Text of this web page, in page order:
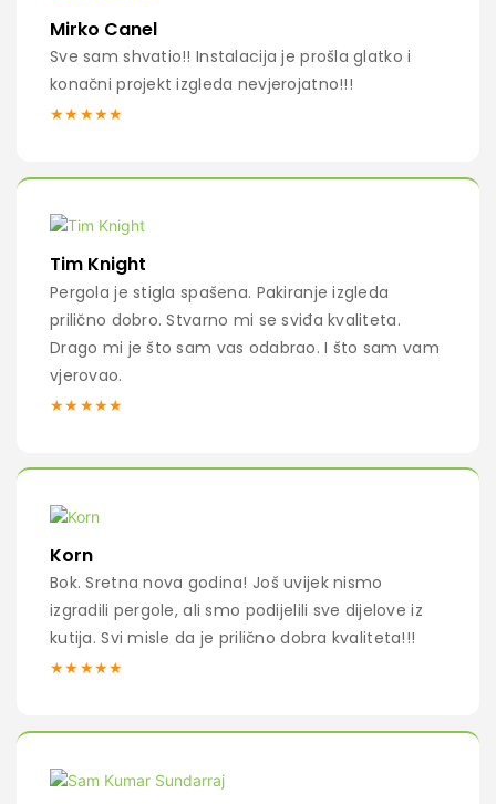
Mirko Canel
Sve sam shvatio!! Instalacija je prošla glatko i
konačni projekt izgleda nevjerojatno!!!
★★★★★
Tim Knight
Pergola je stigla spašena. Pakiranje izgleda
prilično dobro. Stvarno mi se sviđa kvaliteta.
Drago mi je što sam vas odabrao. I što sam vam
vjerovao.
★★★★★
Korn
Bok. Sretna nova godina! Još uvijek nismo
izgradili pergole, ali smo podijelili sve dijelove iz
kutija. Svi misle da je prilično dobra kvaliteta!!!
★★★★★